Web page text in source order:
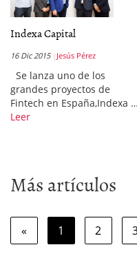
Indexa Capital
16 Dic 2015 Jesús Pérez
Se lanza uno de los
grandes proyectos de
Fintech en España,Indexa …
Leer
Más artículos
« 1 2